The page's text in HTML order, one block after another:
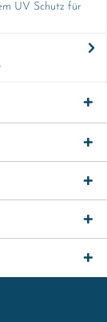
UV Schutz für